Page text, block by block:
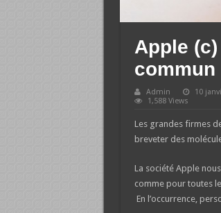
Apple
commun
Admin 10
1,588 Views
Les grandes firmes
breveter des
La société Apple
comme pour toutes
En l’occurrence,